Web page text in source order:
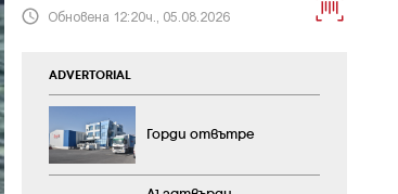
Обновена 12:20ч., 05.08.2026
ADVERTORIAL
Горди отвътре